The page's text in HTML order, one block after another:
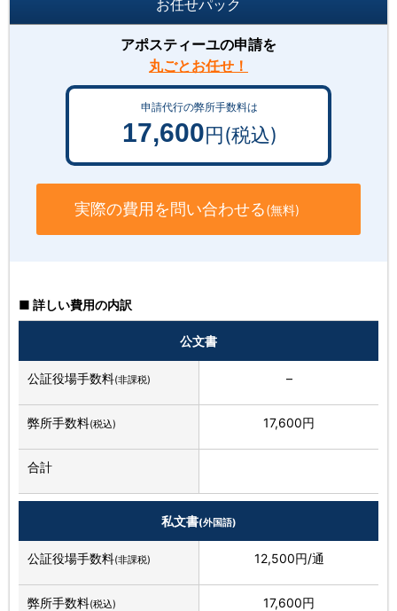
お任せパック
アポスティーユの申請を
丸ごとお任せ！
申請代行の弊所手数料は
17,600円(税込)
実際の費用を問い合わせる(無料)
■ 詳しい費用の内訳
公文書
公証役場手数料(非課税) –
弊所手数料(税込) 17,600円
合計
私文書(外国語)
公証役場手数料(非課税) 12,500円/通
弊所手数料(税込) 17,600円